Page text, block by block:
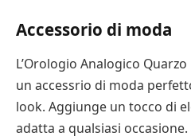
Accessorio di moda
L’Orologio Analogico
un accessrio di moda
look. Aggiunge un tocco di
adatta a qualsiasi